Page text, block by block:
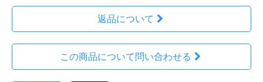
返品について
この商品について問い合わせる